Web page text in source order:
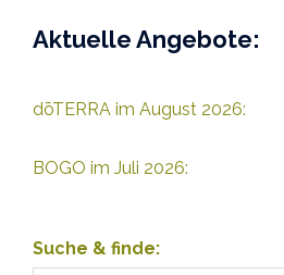
Aktuelle Angebote:
dōTERRA im August 2026:
BOGO im Juli 2026:
Suche & finde: